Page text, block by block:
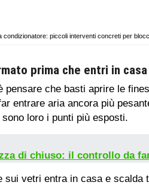
piccoli interventi concreti per
prima che entri in casa
pensare che basti aprire le
entrare aria ancora più
loro i punti più esposti.
di chiuso: il controllo da
sui vetri entra in casa e scalda